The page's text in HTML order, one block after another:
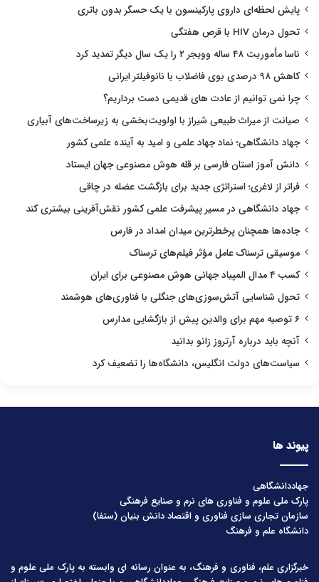
پایش لحظه‌ای داروی پارکینسون با یک حسگر بدون باتری
تحول درمان HIV با قرص هفتگی
ناسا مأموریت ۴۸ ساله وویجر ۲ را یک سال دیگر تمدید کرد
کاهش ۹۸ درصدی بوی فاضلاب با نانوفیلتر ایرانی
چرا نمی توانیم از عادت های قدیمی دست برداریم؟
صیانت از میراث طبیعی شیراز با اولویت‌بخشی به زیرساخت‌های آبیاری
جهاد دانشگاهی؛ نماد جهاد علمی و امید به آینده علمی کشور
دانش آموز استان فارسی بر قله هوش مصنوعی جهان ایستاد
فراتر از لاغری؛ استراتژی جدید برای بازگشت عضله در چاقی
جهاد دانشگاهی در مسیر پیشرفت علمی کشور نقش‌آفرینی بیشتری کند
جاده‌ها همچنان پرخطرترین میدان امداد در فارس
موسیقی ترسناک عامل مؤثر فیلم‌های ترسناک
کسب ۴ مدال المپیاد جهانی هوش مصنوعی برای ایران
تحول شناسایی آتش‌سوزی‌های جنگلی با فناوری‌های هوشمند
۶ توصیه مهم برای والدین پیش از بازگشایی مدارس
آنچه باید درباره آرتروز زانو بدانید
سیاست‌های دولت انگلیس، دانشگاه‌ها را تضعیف کرد
پیوند ها
جهاددانشگاهی
پارک ملی علوم و فناوری های نرم و صنایع فرهنگی
سازمان تجاری سازی فناوری و اقتصاد دانش بنیان (ستفا)
دانشگاه علم و فرهنگ
خبرگزاری علم، فناوری و فرهنگ، به عنوان رسانه ای وابسته به پارک ملی علوم و